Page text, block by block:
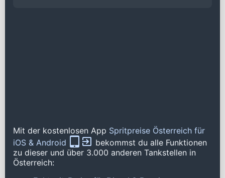
Mit der kostenlosen App Spritpreise Österreich für
iOS & Android
bekommst du alle Funktionen
zu dieser und über 3.000 anderen Tankstellen in
Österreich: